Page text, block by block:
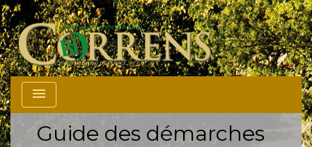
menu
Guide des démarches